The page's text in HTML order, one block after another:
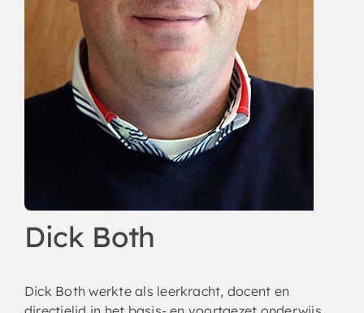
Dick Both
Dick Both werkte als leerkracht, docent en